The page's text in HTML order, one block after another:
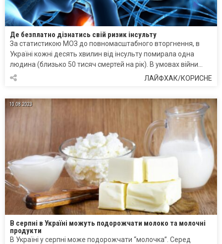
Де безплатно дізнатись свій ризик інсульту
За статистикою МОЗ до повномасштабного вторгнення, в
Україні кожні десять хвилин від інсульту помирала одна
людина (близько 50 тисяч смертей на рік). В умовах війни…
ЛАЙФХАК/КОРИСНЕ
10.08.2023
В серпні в Україні можуть подорожчати молоко та молочні
продукти
В Україні у серпні може подорожчати “молочка”. Серед